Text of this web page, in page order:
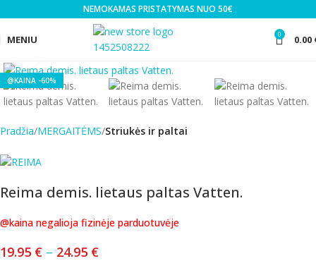
NEMOKAMAS PRISTATYMAS NUO 50€
MENIU 0 0.00
-60%
Click to enlarge
Pradžia MERGAITĖMS Striukės ir paltai
Reima demis. lietaus paltas Vatten.
@kaina negalioja fizinėje parduotuvėje
19.95 € – 24.95 €